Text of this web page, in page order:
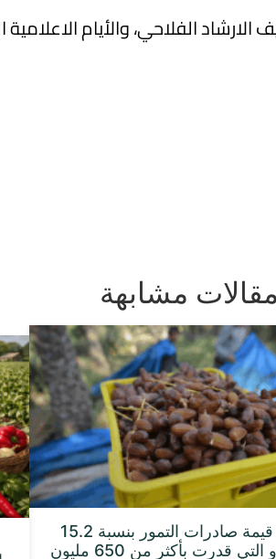
الفلاحي، والأيام الاعلامية
مقالات مشابهة
إرتفاع قيمة صادرات التمور بنسبة 15.2
بالمائة، و التي قدرت بأكثر من 650 مليون